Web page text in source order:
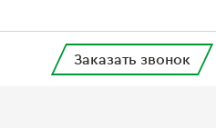
Заказать звонок